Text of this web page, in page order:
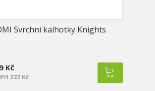
Svrchní kalhotky Knights
Kč
222 Kč